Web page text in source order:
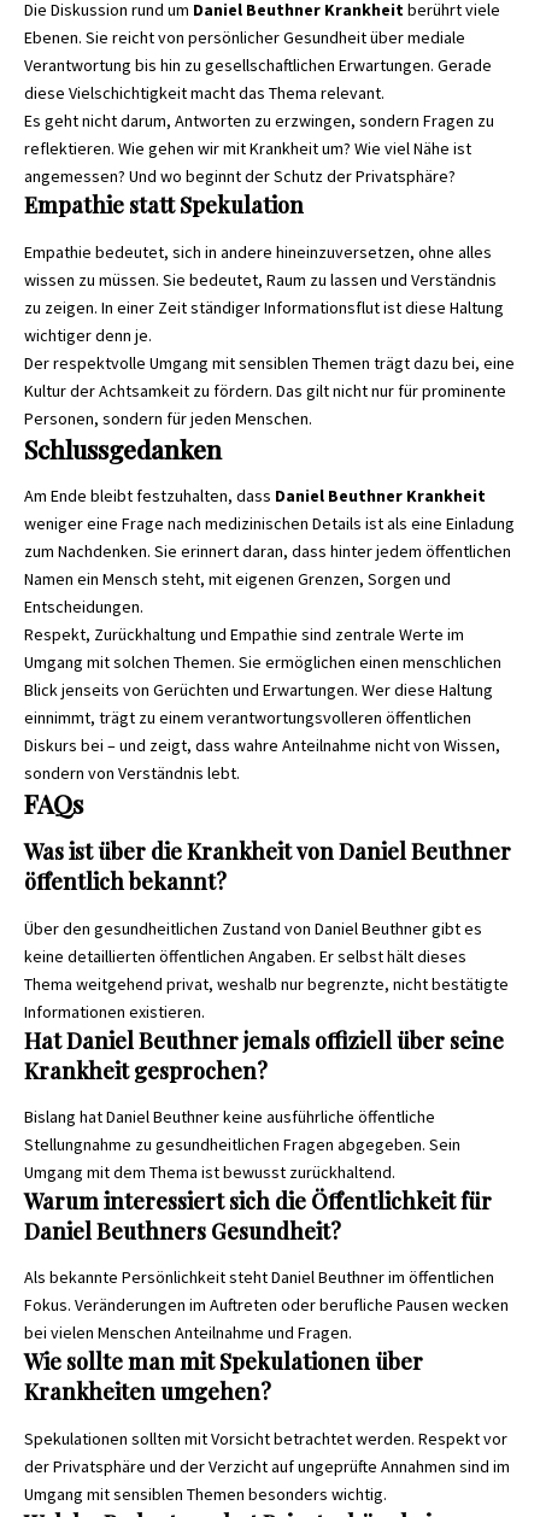
Die Diskussion rund um Daniel Beuthner Krankheitberührt viele
Ebenen. Sie reicht von persönlicher Gesundheit über mediale
Verantwortung bis hin zu gesellschaftlichen Erwartungen. Gerade
diese Vielschichtigkeit macht das Thema relevant.
Es geht nicht darum, Antworten zu erzwingen, sondern Fragen zu
reflektieren. Wie gehen wir mit Krankheit um? Wie viel Nähe ist
angemessen? Und wo beginnt der Schutz der Privatsphäre?
Empathie statt Spekulation
Empathie bedeutet, sich in andere hineinzuversetzen, ohne alles
wissen zu müssen. Sie bedeutet, Raum zu lassen und Verständnis
zu zeigen. In einer Zeit ständiger Informationsflut ist diese Haltung
wichtiger denn je.
Der respektvolle Umgang mit sensiblen Themen trägt dazu bei, eine
Kultur der Achtsamkeit zu fördern. Das gilt nicht nur für prominente
Personen, sondern für jeden Menschen.
Schlussgedanken
Am Ende bleibt festzuhalten, dass Daniel Beuthner Krankheit
weniger eine Frage nach medizinischen Details ist als eine Einladung
zum Nachdenken. Sie erinnert daran, dass hinter jedem öffentlichen
Namen ein Mensch steht, mit eigenen Grenzen, Sorgen und
Entscheidungen.
Respekt, Zurückhaltung und Empathie sind zentrale Werte im
Umgang mit solchen Themen. Sie ermöglichen einen menschlichen
Blick jenseits von Gerüchten und Erwartungen. Wer diese Haltung
einnimmt, trägt zu einem verantwortungsvolleren öffentlichen
Diskurs bei – und zeigt, dass wahre Anteilnahme nicht von Wissen,
sondern von Verständnis lebt.
FAQs
Was ist über die Krankheit von Daniel Beuthner
öffentlich bekannt?
Über den gesundheitlichen Zustand von Daniel Beuthner gibt es
keine detaillierten öffentlichen Angaben. Er selbst hält dieses
Thema weitgehend privat, weshalb nur begrenzte, nicht bestätigte
Informationen existieren.
Hat Daniel Beuthner jemals offiziell über seine
Krankheit gesprochen?
Bislang hat Daniel Beuthner keine ausführliche öffentliche
Stellungnahme zu gesundheitlichen Fragen abgegeben. Sein
Umgang mit dem Thema ist bewusst zurückhaltend.
Warum interessiert sich die Öffentlichkeit für
Daniel Beuthners Gesundheit?
Als bekannte Persönlichkeit steht Daniel Beuthner im öffentlichen
Fokus. Veränderungen im Auftreten oder berufliche Pausen wecken
bei vielen Menschen Anteilnahme und Fragen.
Wie sollte man mit Spekulationen über
Krankheiten umgehen?
Spekulationen sollten mit Vorsicht betrachtet werden. Respekt vor
der Privatsphäre und der Verzicht auf ungeprüfte Annahmen sind im
Umgang mit sensiblen Themen besonders wichtig.